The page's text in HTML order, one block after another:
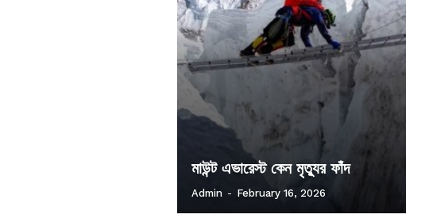
মাউন্ট এভারেস্ট কেন মৃত্যুর ফাঁদ
Admin - February 16, 2026